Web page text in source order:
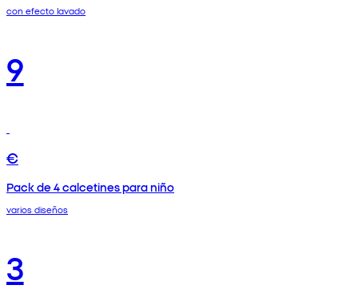
con efecto lavado
9
€
Pack de 4 calcetines para niño
varios diseños
3